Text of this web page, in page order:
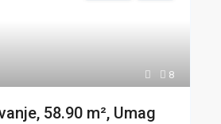
8
58.90 m², Umag